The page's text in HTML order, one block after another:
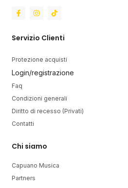
Servizio Clienti
Protezione acquisti
Login/registrazione
Faq
Condizioni generali
Diritto di recesso (Privati)
Contatti
Chi siamo
Capuano Musica
Partners